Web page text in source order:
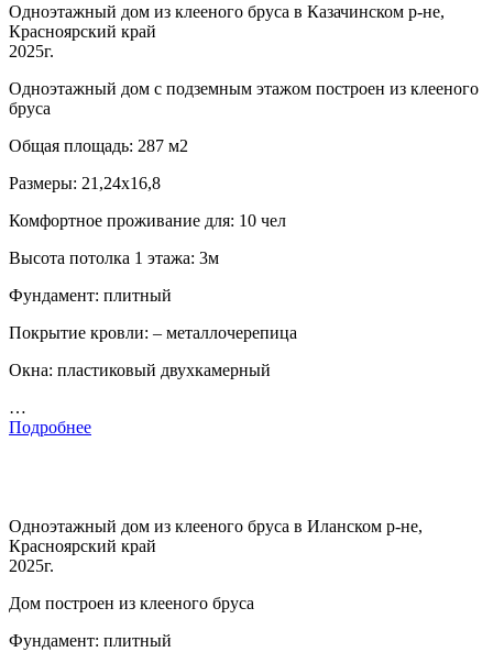
Одноэтажный дом из клееного бруса в Казачинском р-не,
Красноярский край
2025г.
Одноэтажный дом с подземным этажом построен из клееного
бруса
Общая площадь: 287 м2
Размеры: 21,24х16,8
Комфортное проживание для: 10 чел
Высота потолка 1 этажа: 3м
Фундамент: плитный
Покрытие кровли: – металлочерепица
Окна: пластиковый двухкамерный
…
Подробнее
Одноэтажный дом из клееного бруса в Иланском р-не,
Красноярский край
2025г.
Дом построен из клееного бруса
Фундамент: плитный